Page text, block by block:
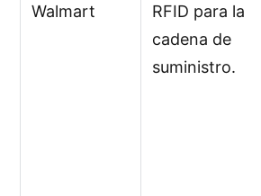
Walmart
RFID para la
cadena de
suministro.